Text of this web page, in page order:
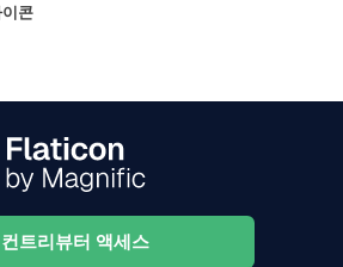
콘
컨트리뷰터 액세스